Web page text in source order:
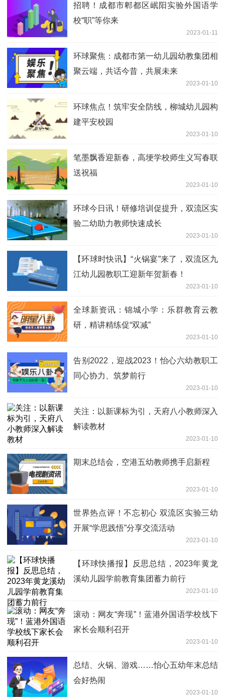
招聘！成都市郫都区岷阳实验外国语学
校“职”等你来
2023-01-11
环球聚焦：成都市第一幼儿园幼教集团相
聚云端，共话今昔，共展未来
2023-01-10
环球焦点！筑牢安全防线，柳城幼儿园构
建平安校园
2023-01-10
笔墨飘香迎新春，高埂学校师生义写春联
送祝福
2023-01-10
环球今日讯！研修培训促提升，双流区实
验二幼助力教师快速成长
2023-01-10
【环球时快讯】“火锅宴”来了，双流区九
江幼儿园教职工迎新年贺新春！
2023-01-10
全球新资讯：锦城小学：乐群教育云教
研，精讲精练促“双减”
2023-01-10
告别2022，迎战2023！怡心六幼教职工
同心协力、筑梦前行
2023-01-10
关注：以新课标为引，天府八小教师深入
解读教材
2023-01-10
期末总结会，空港五幼教师携手启新程
2023-01-10
世界热点评！不忘初心 双流区实验三幼
开展“学思践悟”分享交流活动
2023-01-10
【环球快播报】反思总结，2023年黄龙
溪幼儿园学前教育集团蓄力前行
2023-01-10
滚动：网友“奔现”！蓝港外国语学校线下
家长会顺利召开
2023-01-10
总结、火锅、游戏……怡心五幼年末总结
会好热闹
2023-01-10